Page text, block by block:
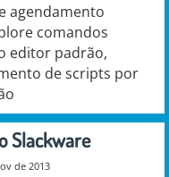
agendamento
comandos
editor padrão,
de scripts por
Slackware
de 2013